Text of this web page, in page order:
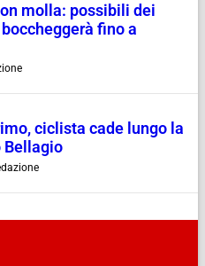
molla: possibili dei
fino a
ciclista cade lungo la
Bellagio